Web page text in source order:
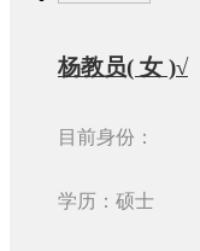
杨教员( 女 )√
目前身份：
学历：硕士